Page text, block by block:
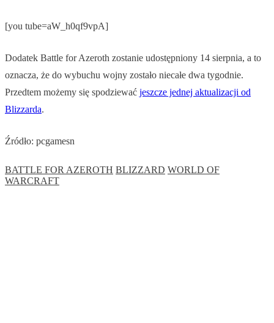
[you tube=aW_h0qf9vpA]
Dodatek Battle for Azeroth zostanie udostępniony 14 sierpnia, a to
oznacza, że do wybuchu wojny zostało niecałe dwa tygodnie.
Przedtem możemy się spodziewać jeszcze jednej aktualizacji od
Blizzarda.
Źródło: pcgamesn
BATTLE FOR AZEROTH BLIZZARD WORLD OF
WARCRAFT